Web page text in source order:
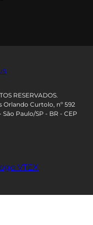
RESERVADOS.
Orlando Curtolo, nº 592
Paulo/SP - BR - CEP